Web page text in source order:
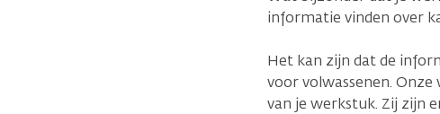
informatie vinden over
Het kan zijn dat de
voor volwassenen.
van je werkstuk. Zij zijn